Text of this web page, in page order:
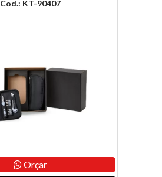
Cod.: KT-90407
Orçar